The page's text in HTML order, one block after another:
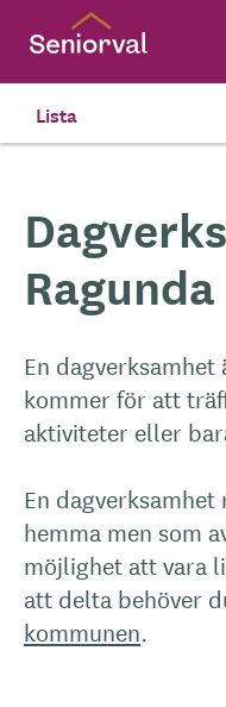
Hem
En
kommer för att
aktiviteter eller
En
hemma men som
möjlighet att vara
att delta behöver
kommunen.
Lista